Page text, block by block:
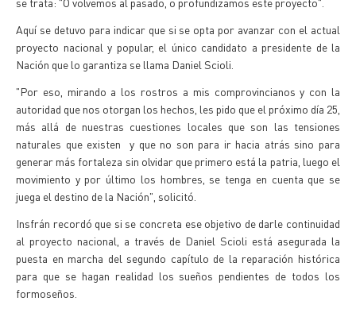
Aquí se detuvo para indicar que si se opta por avanzar con el actual
proyecto nacional y popular, el único candidato a presidente de la
Nación que lo garantiza se llama Daniel Scioli.
"Por eso, mirando a los rostros a mis comprovincianos y con la
autoridad que nos otorgan los hechos, les pido que el próximo día 25,
más allá de nuestras cuestiones locales que son las tensiones
naturales que existen y que no son para ir hacia atrás sino para
generar más fortaleza sin olvidar que primero está la patria, luego el
movimiento y por último los hombres, se tenga en cuenta que se
juega el destino de la Nación", solicitó.
Insfrán recordó que si se concreta ese objetivo de darle continuidad
al proyecto nacional, a través de Daniel Scioli está asegurada la
puesta en marcha del segundo capítulo de la reparación histórica
para que se hagan realidad los sueños pendientes de todos los
formoseños.